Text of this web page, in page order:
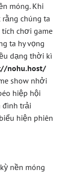
móng. Khi
chúng ta
chơi game
ta hy vọng
dạng thời kì
nohu.host/
show nhởi
hiệp hội
trải
hiện phiên
nền móng